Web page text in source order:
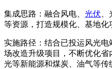
集成思路：融合风电、 光伏
等资源，打造规模化、基地化
实施路径：结合已投运风光
场改造升级项目，不断优化
光等新能源和煤炭、油气等